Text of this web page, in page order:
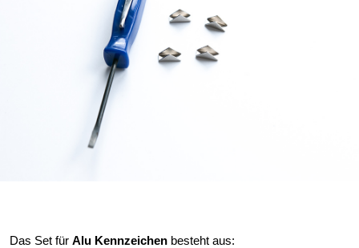
Das Set für Alu Kennzeichen besteht aus: